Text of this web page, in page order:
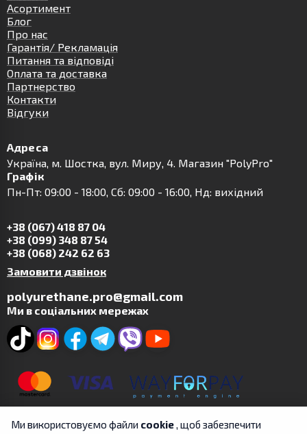
Асортимент
Блог
Про нас
Гарантія/ Рекламація
Питання та відповіді
Оплата та доставка
Партнерство
Контакти
Відгуки
Адреса
Українa, м. Шостка, вул. Миру, 4. Магазин "PolyPro"
Графік
Пн-Пт: 09:00 - 18:00, Сб: 09:00 - 16:00, Нд: вихідний
+38 (067) 418 87 04
+38 (099) 348 87 54
+38 (068) 242 62 63
Замовити дзвінок
polyurethane.pro@gmail.com
Ми в соціальних мережах
Ми використовуємо файли cookie, щоб забезпечити